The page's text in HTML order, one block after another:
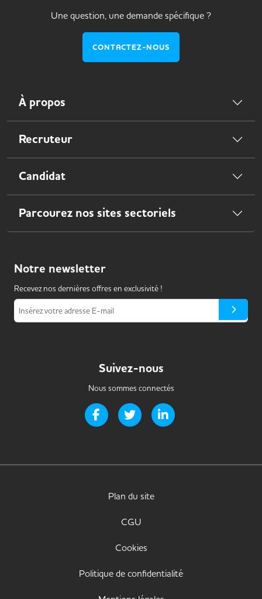
Une question, une demande spécifique ?
CONTACTEZ-NOUS
À propos
Recruteur
Candidat
Parcourez nos sites sectoriels
Notre newsletter
Recevez nos dernières offres en exclusivité !
Insérez votre adresse E-mail
Suivez-nous
Nous sommes connectés
Page Facebook de Handi-it
Page Twitter de Handi-it
Plan du site
CGU
Cookies
Politique de confidentialité